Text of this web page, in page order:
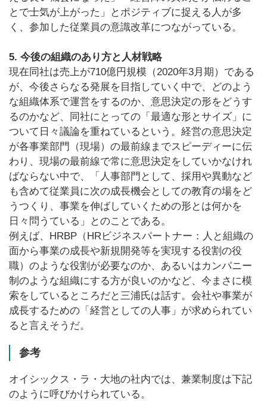
とで士気が上がった」とポジティブに捉える人が多
く、参加した従業員の意識改革につながっている。
5. 今後の組織のあり方と人材戦略
現在同社は売上が710億円規模（2020年3月期）である
が、今後さらなる発展を目指していく中で、どのよう
な組織体系で運営をするのか、意思決定の形をどうす
るのかなど、同社にとっての「最適な形とサイズ」に
ついて日々議論を重ねているという。経営の意思決定
が各事業部門（現場）の最前線までスピーディーに伝
わり、現場の最前線で常に意思決定をしていかなけれ
ばならない中で、「人事部門として、採用や異動など
も含めて従業員に次の成長機会としての教育の場をど
うつくり、事業を伸ばしていくための形とは何かを
日々問うている」とのことである。
例えば、HRBP（HRビジネスパートナー：人と組織の
面から事業の成長や新規開発等を実現する役割の役
職）のような役割が必要なのか、あるいはカンパニー
制のような組織にする方が良いのかなど、今まさに模
索をしているところだと三浦氏は話す。会社や事業が
成長するための「経営としての人事」が求められてい
ると言えそうだ。
参考
オイシックス・ラ・大地の社内では、兼業制度は下記
のように呼びかけられている。